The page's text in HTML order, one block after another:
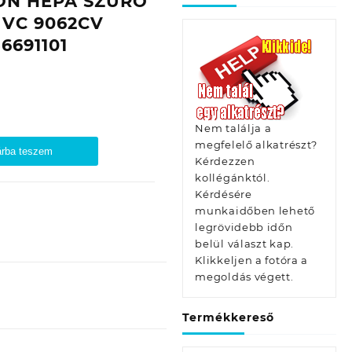
9062CV
teszem
Nem találja a
megfelelő alkatrészt?
Kérdezzen
kollégánktól.
Kérdésére
munkaidőben lehető
legrövidebb időn
belül választ kap.
Klikkeljen a fotóra a
megoldás végett.
Termékkereső